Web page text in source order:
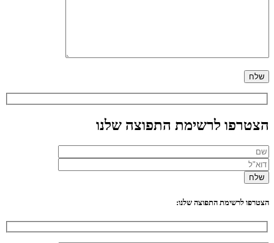
הצטרפו לרשימת התפוצה שלנו
הצטרפו לרשימת התפוצה שלנו: